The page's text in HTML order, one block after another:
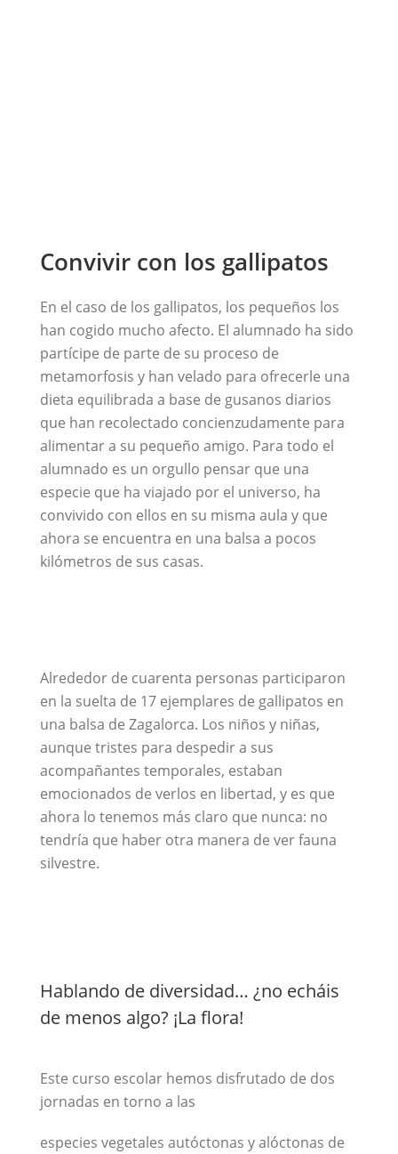
Convivir con los gallipatos
En el caso de los gallipatos, los pequeños los
han cogido mucho afecto. El alumnado ha sido
partícipe de parte de su proceso de
metamorfosis y han velado para ofrecerle una
dieta equilibrada a base de gusanos diarios
que han recolectado concienzudamente para
alimentar a su pequeño amigo. Para todo el
alumnado es un orgullo pensar que una
especie que ha viajado por el universo, ha
convivido con ellos en su misma aula y que
ahora se encuentra en una balsa a pocos
kilómetros de sus casas.
Alrededor de cuarenta personas participaron
en la suelta de 17 ejemplares de gallipatos en
una balsa de Zagalorca. Los niños y niñas,
aunque tristes para despedir a sus
acompañantes temporales, estaban
emocionados de verlos en libertad, y es que
ahora lo tenemos más claro que nunca: no
tendría que haber otra manera de ver fauna
silvestre.
Hablando de diversidad… ¿no echáis
de menos algo? ¡La flora!
Este curso escolar hemos disfrutado de dos
jornadas en torno a las
especies vegetales autóctonas y alóctonas de